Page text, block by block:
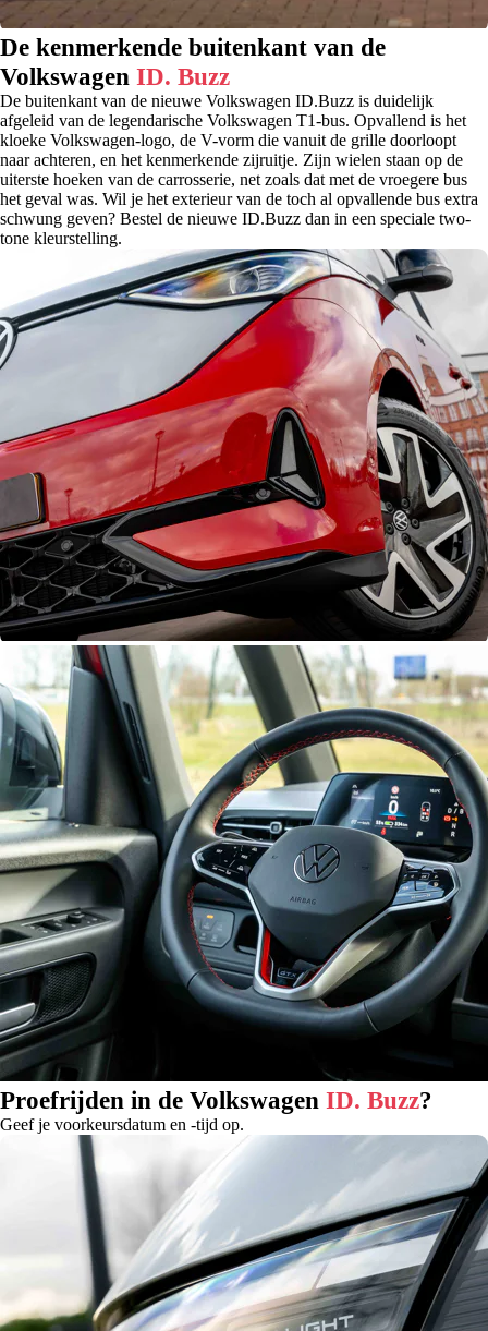
De kenmerkende buitenkant van de
Volkswagen ID. Buzz
De buitenkant van de nieuwe Volkswagen ID.Buzz is duidelijk
afgeleid van de legendarische Volkswagen T1-bus. Opvallend is het
kloeke Volkswagen-logo, de V-vorm die vanuit de grille doorloopt
naar achteren, en het kenmerkende zijruitje. Zijn wielen staan op de
uiterste hoeken van de carrosserie, net zoals dat met de vroegere bus
het geval was. Wil je het exterieur van de toch al opvallende bus extra
schwung geven? Bestel de nieuwe ID.Buzz dan in een speciale two-
tone kleurstelling.
Proefrijden in de Volkswagen ID. Buzz?
Geef je voorkeursdatum en -tijd op.